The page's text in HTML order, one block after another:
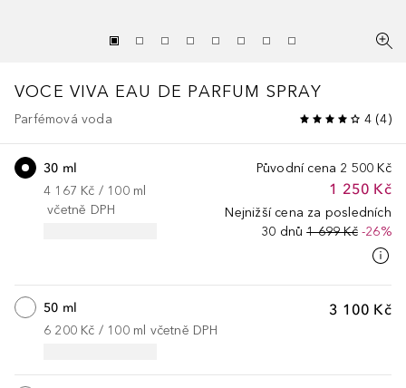
VOCE VIVA EAU DE PARFUM SPRAY
Parfémová voda 4 (4)
Původní cena 2 500 Kč
1 250 Kč
Nejnižší cena za posledních
30 dnů 1 699 Kč-26%
30 ml
4 167 Kč / 100 ml
včetně DPH
3 100 Kč
50 ml
6 200 Kč / 100 ml včetně DPH